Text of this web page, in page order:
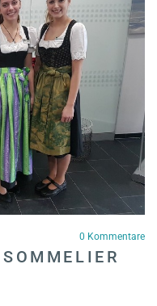
0 Kommentare